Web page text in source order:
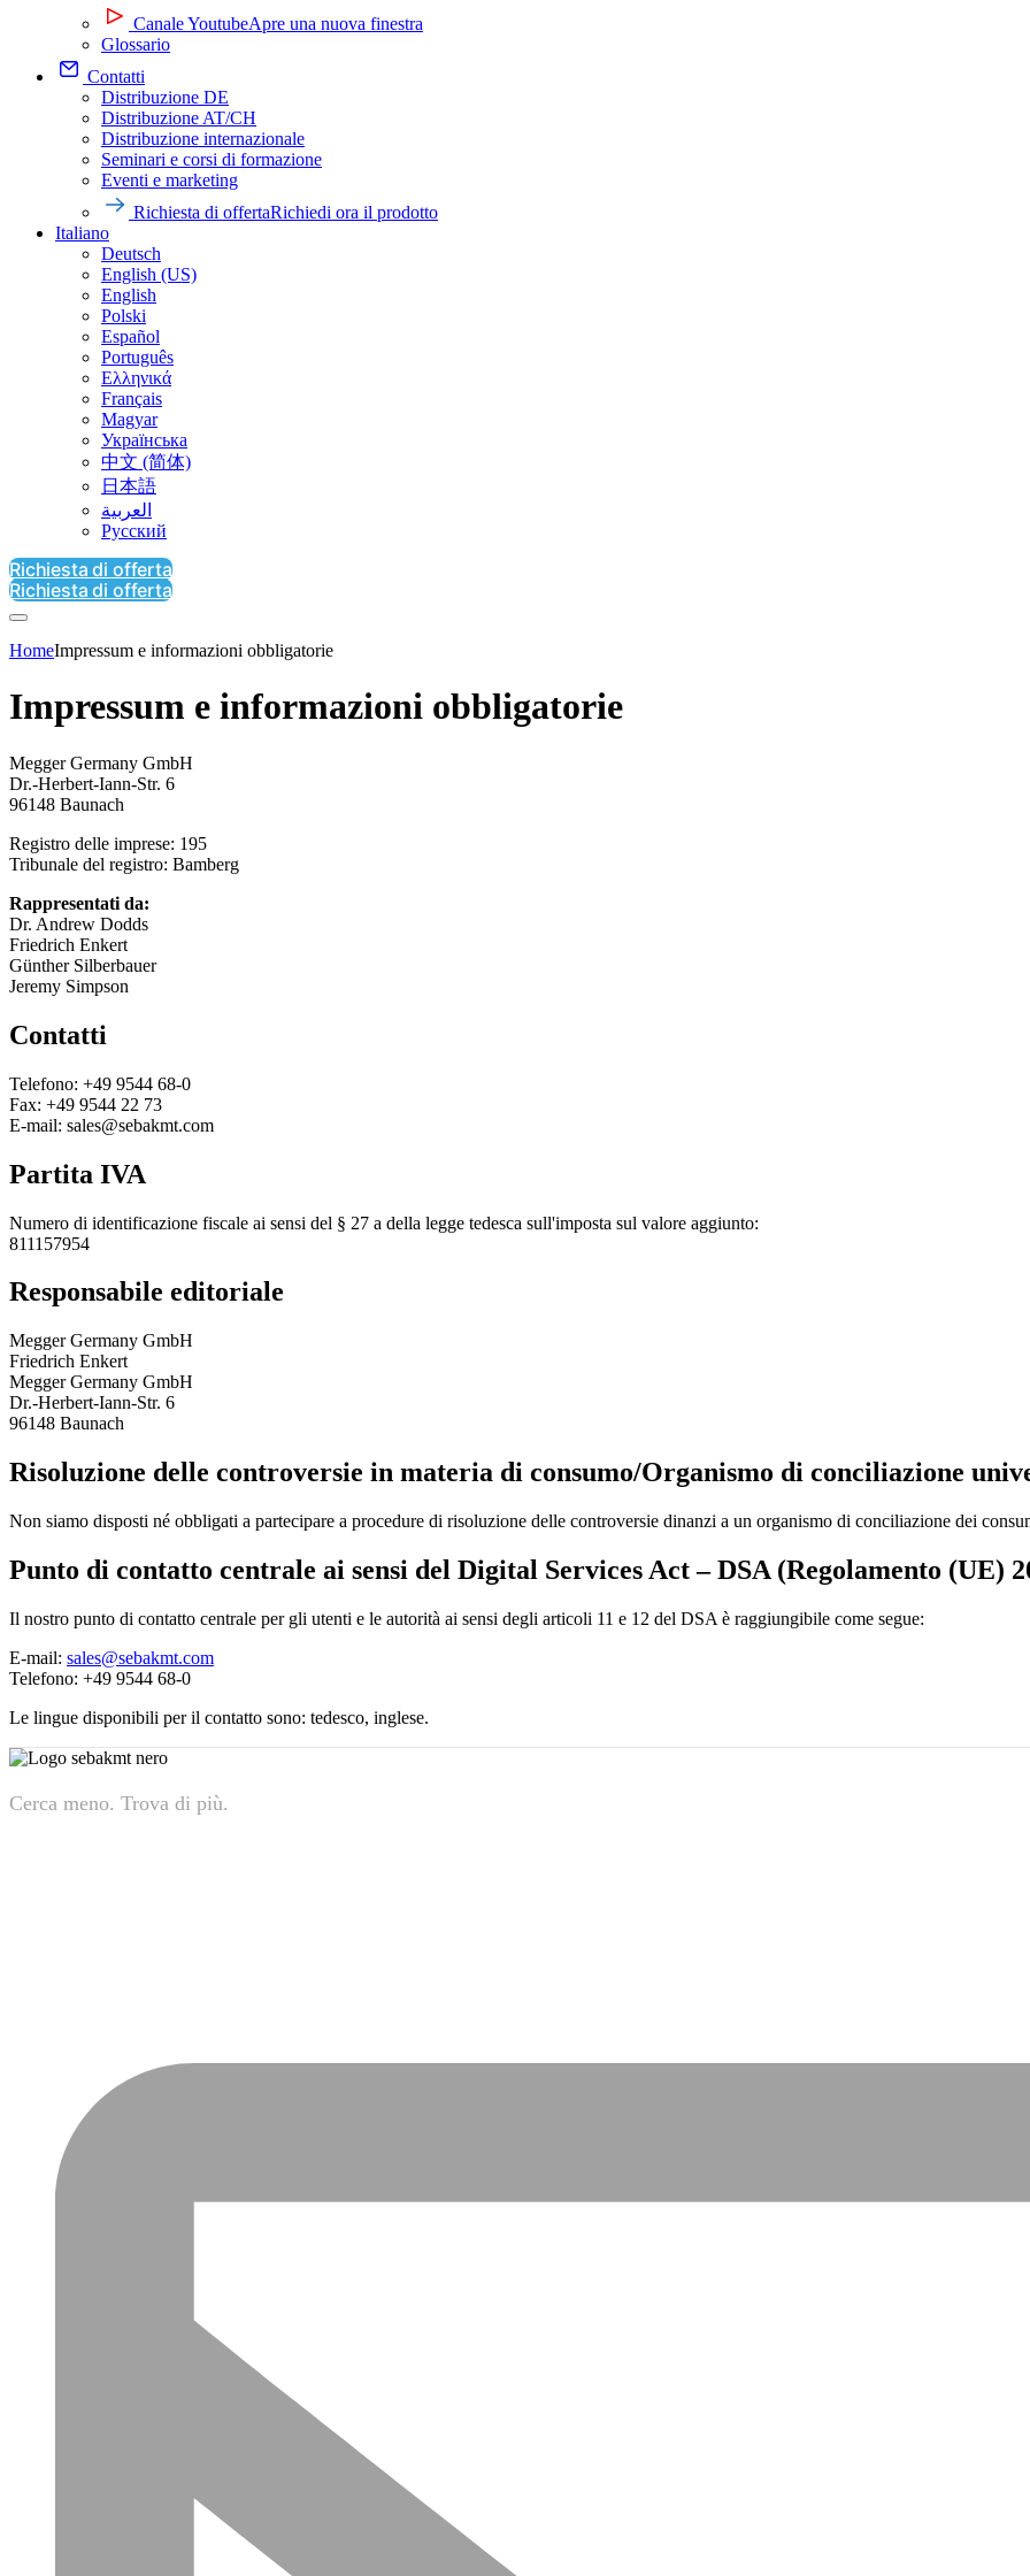
Canale YoutubeApre una nuova finestra
Glossario
Contatti
Distribuzione DE
Distribuzione AT/CH
Distribuzione internazionale
Seminari e corsi di formazione
Eventi e marketing
Richiesta di offertaRichiedi ora il prodotto
Italiano
Deutsch
English (US)
English
Polski
Español
Português
Ελληνικά
Français
Magyar
Українська
中文 (简体)
日本語
العربية‏
Русский
Richiesta di offerta
Richiesta di offerta
HomeImpressum e informazioni obbligatorie
Impressum e informazioni obbligatorie
Megger Germany GmbH
Dr.-Herbert-Iann-Str. 6
96148 Baunach
Registro delle imprese: 195
Tribunale del registro: Bamberg
Rappresentati da:
Dr. Andrew Dodds
Friedrich Enkert
Günther Silberbauer
Jeremy Simpson
Contatti
Telefono: +49 9544 68-0
Fax: +49 9544 22 73
E-mail: sales@sebakmt.com
Partita IVA
Numero di identificazione fiscale ai sensi del § 27 a della legge tedesca sull'imposta sul valore aggiunto:
811157954
Responsabile editoriale
Megger Germany GmbH
Friedrich Enkert
Megger Germany GmbH
Dr.-Herbert-Iann-Str. 6
96148 Baunach
Risoluzione delle controversie in materia di consumo/Organismo di conciliazione
Non siamo disposti né obbligati a partecipare a procedure di risoluzione delle controversie dinanzi a un organismo di conciliazione dei
Punto di contatto centrale ai sensi del Digital Services Act – DSA (Regolamento (UE)
Il nostro punto di contatto centrale per gli utenti e le autorità ai sensi degli articoli 11 e 12 del DSA è raggiungibile come segue:
E-mail: sales@sebakmt.com
Telefono: +49 9544 68-0
Le lingue disponibili per il contatto sono: tedesco, inglese.
Cerca meno. Trova di più.